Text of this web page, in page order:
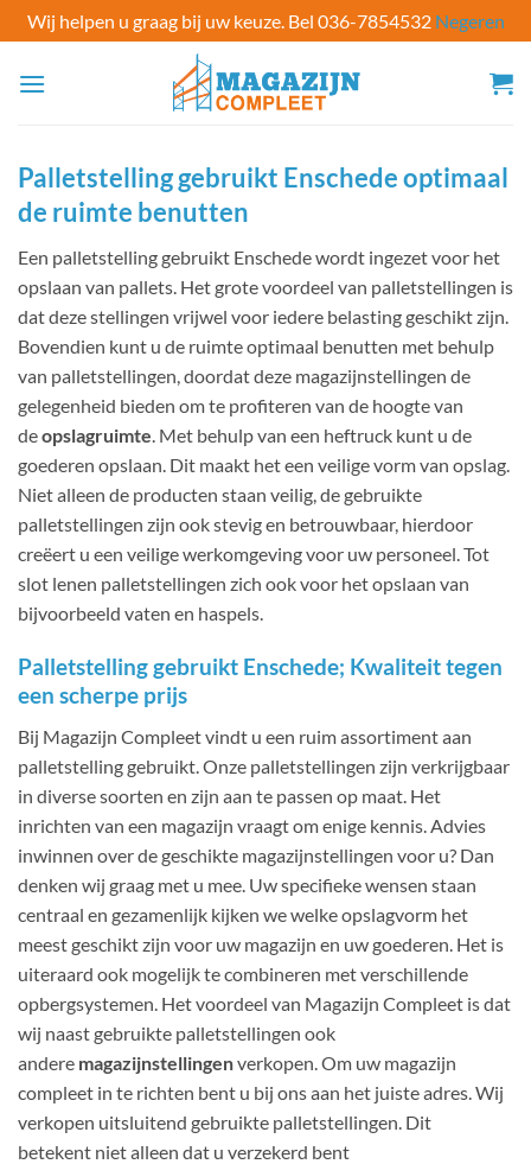
Wij helpen u graag bij uw keuze. Bel 036-7854532 Negeren
naar
Palletstelling​ gebruikt Enschede optimaal
de ruimte benutten
Een palletstelling gebruikt Enschede wordt ingezet voor het
opslaan van pallets. Het grote voordeel van palletstellingen is
dat deze stellingen vrijwel voor iedere belasting geschikt zijn.
Bovendien kunt u de ruimte optimaal benutten met behulp
van palletstellingen, doordat deze magazijnstellingen de
gelegenheid bieden om te profiteren van de hoogte van
deopslagruimte. Met behulp van een heftruck kunt u de
goederen opslaan. Dit maakt het een veilige vorm van opslag.
Niet alleen de producten staan veilig, de gebruikte
palletstellingen zijn ook stevig en betrouwbaar, hierdoor
creëert u een veilige werkomgeving voor uw personeel. Tot
slot lenen palletstellingen zich ook voor het opslaan van
bijvoorbeeld vaten en haspels.
Palletstelling gebruikt Enschede; Kwaliteit tegen
een scherpe prijs
Bij Magazijn Compleet vindt u een ruim assortiment aan
palletstelling gebruikt. Onze palletstellingen zijn verkrijgbaar
in diverse soorten en zijn aan te passen op maat. Het
inrichten van een magazijn vraagt om enige kennis. Advies
inwinnen over de geschikte magazijnstellingen voor u? Dan
denken wij graag met u mee. Uw specifieke wensen staan
centraal en gezamenlijk kijken we welke opslagvorm het
meest geschikt zijn voor uw magazijn en uw goederen. Het is
uiteraard ook mogelijk te combineren met verschillende
opbergsystemen. Het voordeel van Magazijn Compleet is dat
wij naast gebruikte palletstellingen ook
andere magazijnstellingenverkopen. Om uw magazijn
compleet in te richten bent u bij ons aan het juiste adres. Wij
verkopen uitsluitend gebruikte palletstellingen. Dit
betekent niet alleen dat u verzekerd bent